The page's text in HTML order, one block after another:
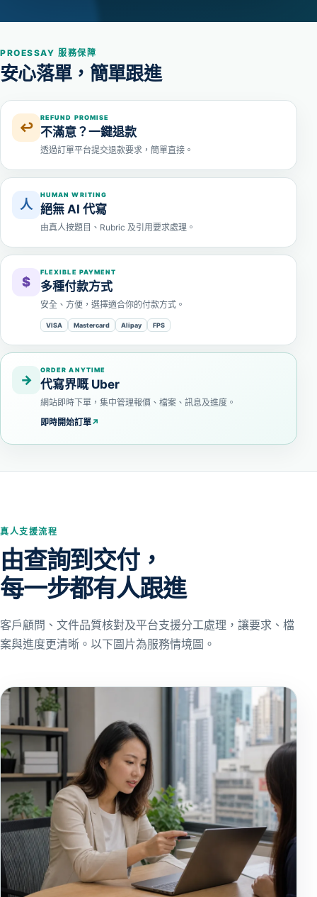
PROESSAY 服務保障
安心落單，簡單跟進
↩
REFUND PROMISE
不滿意？一鍵退款
透過訂單平台提交退款要求，簡單直接。
人
HUMAN WRITING
絕無 AI 代寫
由真人按題目、Rubric 及引用要求處理。
$
FLEXIBLE PAYMENT
多種付款方式
安全、方便，選擇適合你的付款方式。
VISA Mastercard Alipay FPS
→
ORDER ANYTIME
代寫界嘅 Uber
網站即時下單，集中管理報價、檔案、訊息及進度。
即時開始訂單↗
真人支援流程
由查詢到交付，
每一步都有人跟進
客戶顧問、文件品質核對及平台支援分工處理，讓要求、檔
案與進度更清晰。以下圖片為服務情境圖。